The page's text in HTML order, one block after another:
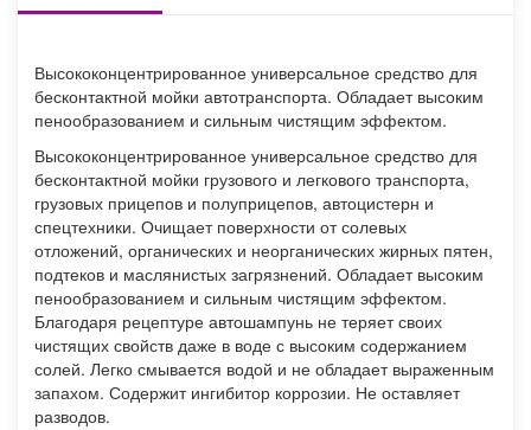
Высококонцентрированное универсальное средство для
бесконтактной мойки автотранспорта. Обладает высоким
пенообразованием и сильным чистящим эффектом.
Высококонцентрированное универсальное средство для
бесконтактной мойки грузового и легкового транспорта,
грузовых прицепов и полуприцепов, автоцистерн и
спецтехники. Очищает поверхности от солевых
отложений, органических и неорганических жирных пятен,
подтеков и маслянистых загрязнений. Обладает высоким
пенообразованием и сильным чистящим эффектом.
Благодаря рецептуре автошампунь не теряет своих
чистящих свойств даже в воде с высоким содержанием
солей. Легко смывается водой и не обладает выраженным
запахом. Содержит ингибитор коррозии. Не оставляет
разводов.